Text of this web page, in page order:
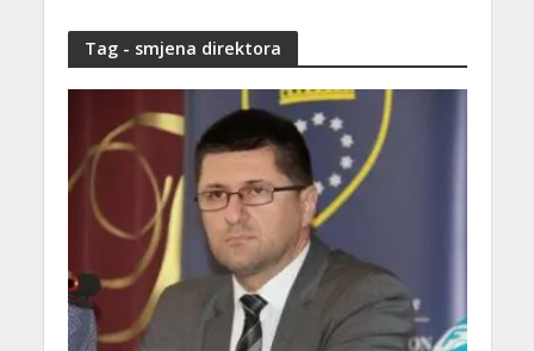
Tag - smjena direktora